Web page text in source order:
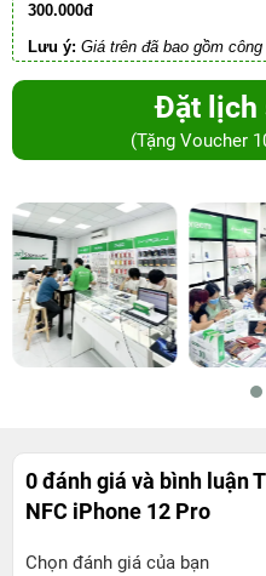
300.000đ
Lưu ý: Giá trên đã bao gồm
Đặt lịch
(Tặng Voucher
0 đánh giá và bình luận
NFC iPhone 12 Pro
Chọn đánh giá của bạn